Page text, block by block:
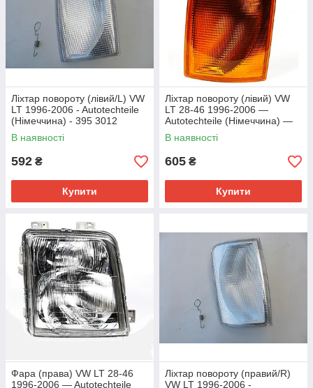
Ліхтар повороту (лівий/L) VW
LT 1996-2006 - Autotechteile
(Німеччина) - 395 3012
В наявності
592 ₴
Купити
Ліхтар повороту (лівий) VW
LT 28-46 1996-2006 —
Autotechteile (Німеччина) —
395 3010
В наявності
605 ₴
Купити
Фара (права) VW LT 28-46
1996-2006 — Autotechteile
Ліхтар повороту (правий/R)
VW LT 1996-2006 -